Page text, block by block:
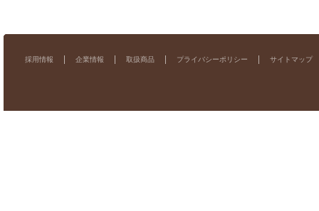
採用情報 企業情報 取扱商品 プライバシーポリシー サイトマップ